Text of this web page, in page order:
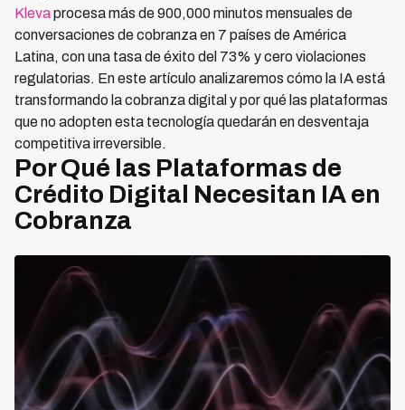
Klevaprocesa más de 900,000 minutos mensuales de
conversaciones de cobranza en 7 países de América
Latina, con una tasa de éxito del 73% y cero violaciones
regulatorias. En este artículo analizaremos cómo la IA está
transformando la cobranza digital y por qué las plataformas
que no adopten esta tecnología quedarán en desventaja
competitiva irreversible.
Por Qué las Plataformas de
Crédito Digital Necesitan IA en
Cobranza